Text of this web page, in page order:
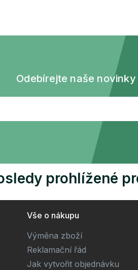
Odebírejte naše novinky
prohlížené
Vše o nákupu
Výměna zboží
Reklamační řád
Jak vytvořit objednávku